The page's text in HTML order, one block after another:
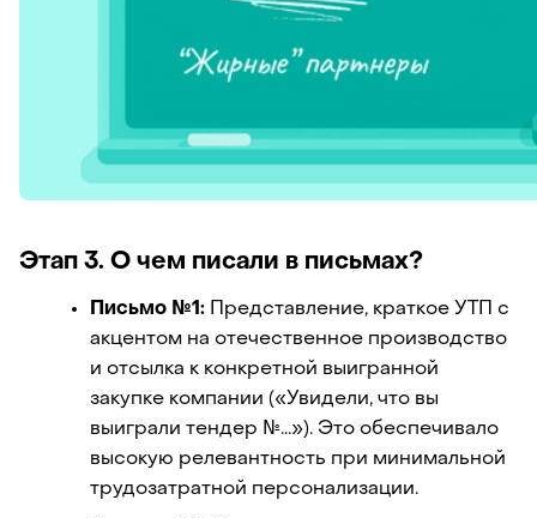
Этап 3. О чем писали в письмах?
Письмо №1: Представление, краткое УТП с
акцентом на отечественное производство
и отсылка к конкретной выигранной
закупке компании («Увидели, что вы
выиграли тендер №...»). Это обеспечивало
высокую релевантность при минимальной
трудозатратной персонализации.